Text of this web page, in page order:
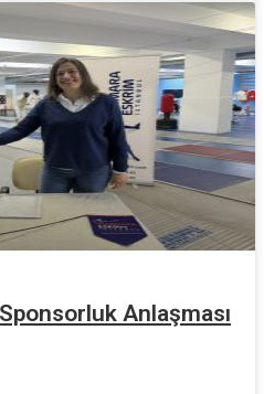
Anlaşması